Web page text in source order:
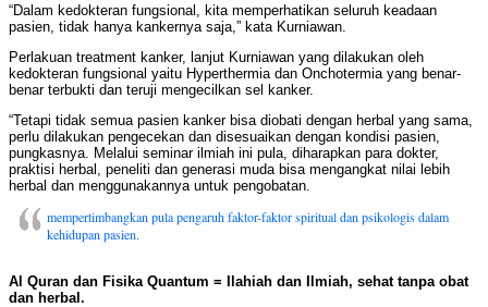
“Dalam kedokteran fungsional, kita memperhatikan seluruh keadaan
pasien, tidak hanya kankernya saja,” kata Kurniawan.
Perlakuan treatment kanker, lanjut Kurniawan yang dilakukan oleh
kedokteran fungsional yaitu Hyperthermia dan Onchotermia yang benar-
benar terbukti dan teruji mengecilkan sel kanker.
“Tetapi tidak semua pasien kanker bisa diobati dengan herbal yang sama,
perlu dilakukan pengecekan dan disesuaikan dengan kondisi pasien,
pungkasnya. Melalui seminar ilmiah ini pula, diharapkan para dokter,
praktisi herbal, peneliti dan generasi muda bisa mengangkat nilai lebih
herbal dan menggunakannya untuk pengobatan.
mempertimbangkan pula pengaruh faktor-faktor spiritual dan psikologis dalam
kehidupan pasien.
Al Quran dan Fisika Quantum = Ilahiah dan Ilmiah, sehat tanpa obat
dan herbal.